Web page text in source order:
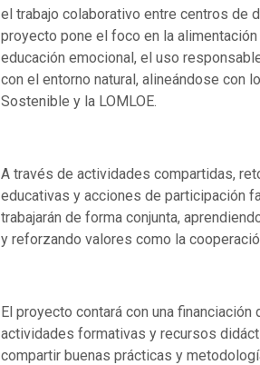
el trabajo colaborativo entre centros de
proyecto pone el foco en la
educación emocional, el uso
con el entorno natural, alineándose con
Sostenible y la LOMLOE.
A través de actividades compartidas,
educativas y acciones de participación
trabajarán de forma conjunta,
y reforzando valores como la
El proyecto contará con una
actividades formativas y recursos
compartir buenas prácticas y